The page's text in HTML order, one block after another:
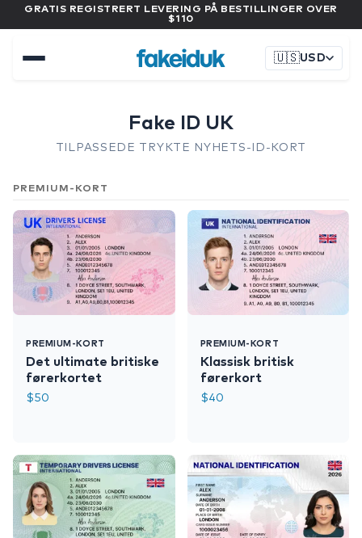
GRATIS REGISTRERT LEVERING PÅ BESTILLINGER OVER
$110
🇺🇸USD
Fake ID UK
TILPASSEDE TRYKTE NYHETS-ID-KORT
PREMIUM-KORT
PREMIUM-KORT
Det ultimate britiske
førerkortet
$50
PREMIUM-KORT
Klassisk britisk
førerkort
$40